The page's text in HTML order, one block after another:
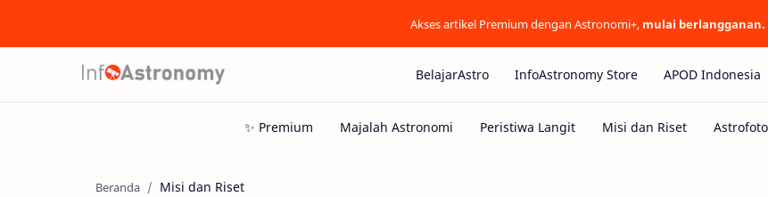
Akses artikel Premium dengan Astronomi+, mulai berlangganan.
BelajarAstro InfoAstronomy Store APOD Indonesia
Beranda Misi dan Riset